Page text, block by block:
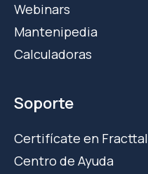
Webinars
Mantenipedia
Calculadoras
Soporte
Certifícate en Fracttal
Centro de Ayuda